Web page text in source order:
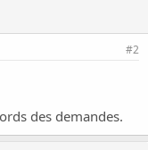
#2
des demandes.